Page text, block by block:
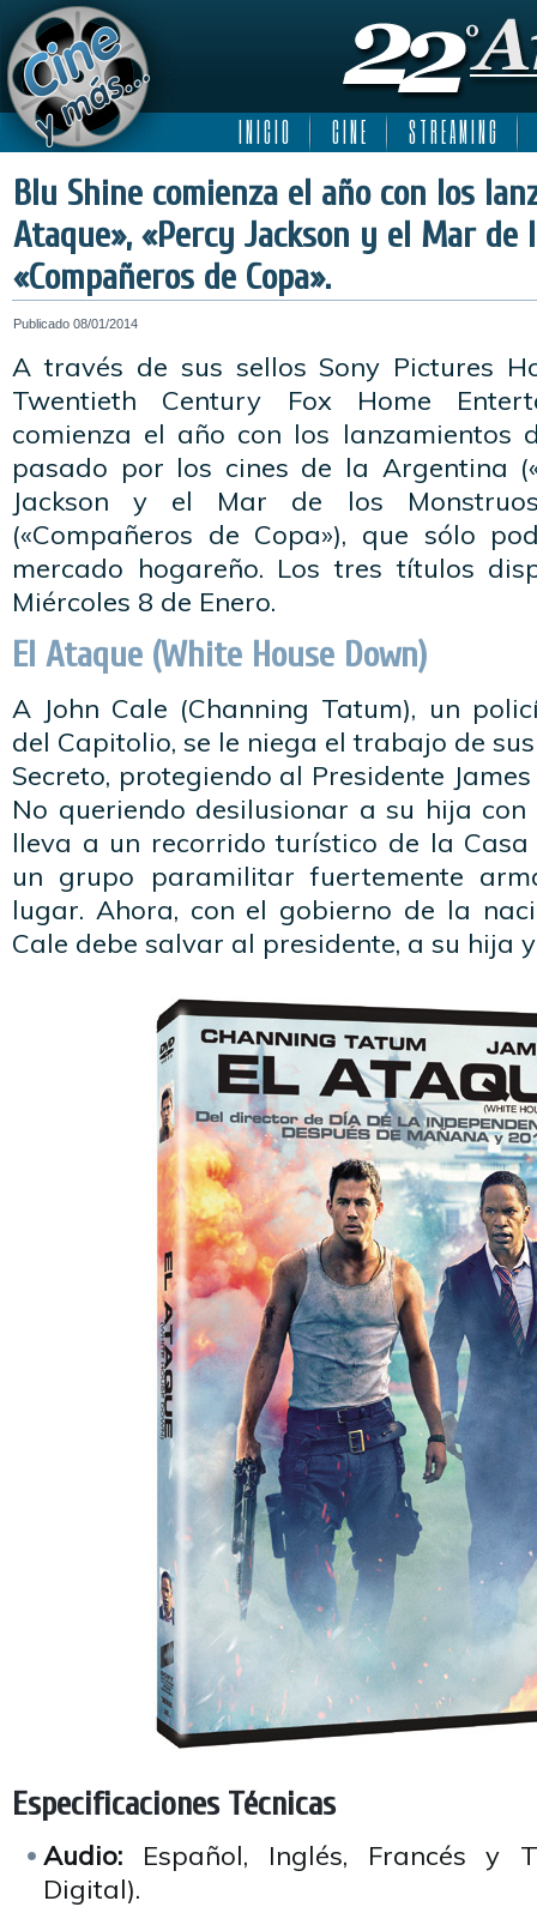
I N I C I O C I N E S T R E A M I N G
Blu Shine comienza el año con los
Ataque», «Percy Jackson y el Mar
«Compañeros de Copa».
Publicado 08/01/2014
A través de sus sellos Sony Pictures
Twentieth Century Fox Home
comienza el año con los lanzamientos
pasado por los cines de la Argentina
Jackson y el Mar de los
(«Compañeros de Copa»), que sólo
mercado hogareño. Los tres títulos
Miércoles 8 de Enero.
El Ataque (White House Down)
A John Cale (Channing Tatum), un
del Capitolio, se le niega el trabajo de
Secreto, protegiendo al Presidente
No queriendo desilusionar a su hija
lleva a un recorrido turístico de la
un grupo paramilitar fuertemente
lugar. Ahora, con el gobierno de la
Cale debe salvar al presidente, a su hija
Especificaciones Técnicas
Audio: Español, Inglés, Francés y
Digital).